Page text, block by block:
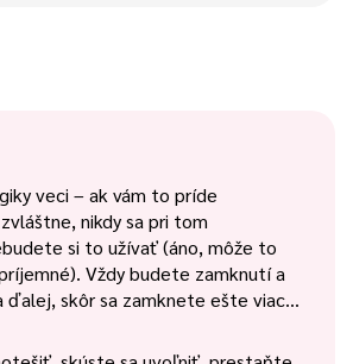
veci – ak vám to príde
nikdy sa pri tom
si to užívať (áno, môže to
Vždy budete zamknutí a
ďalej, skôr sa zamknete ešte viac…